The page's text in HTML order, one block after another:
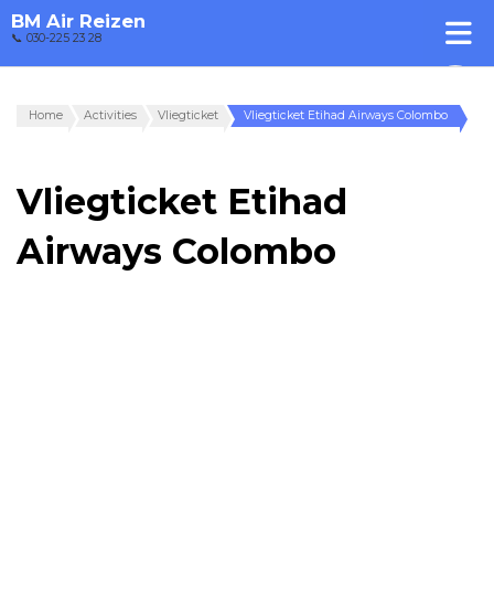
BM Air Reizen
📞 030-225 23 28
Home Activities Vliegticket Vliegticket Etihad Airways Colombo
Vliegticket Etihad
Airways Colombo